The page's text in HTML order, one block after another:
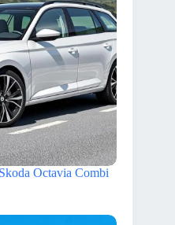
Octavia Combi